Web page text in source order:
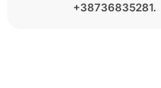
+38736835281.